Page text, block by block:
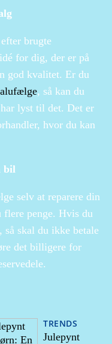
brugte
for dig, der er på
god kvalitet. Er du
, så kan du
lyst til det. Det er
hvor du kan
bil
selv at reparere din
flere penge. Hvis du
skal du ikke betale
det billigere for
TRENDS
Julepynt